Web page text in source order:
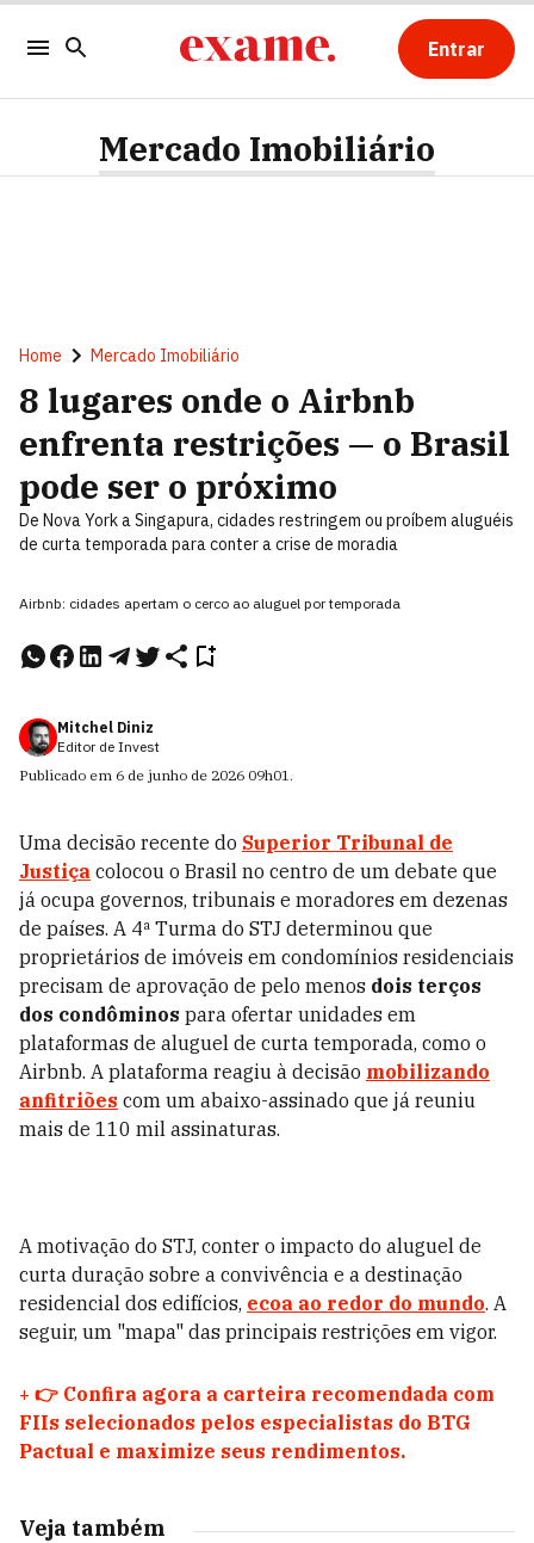
Entrar
Mercado Imobiliário
Home Mercado Imobiliário
8 lugares onde o Airbnb
enfrenta restrições — o Brasil
pode ser o próximo
De Nova York a Singapura, cidades restringem ou proíbem aluguéis
de curta temporada para conter a crise de moradia
Airbnb: cidades apertam o cerco ao aluguel por temporada
Mitchel Diniz
Editor de Invest
Publicado em 6 de junho de 2026 09h01.
Uma decisão recente do Superior Tribunal de
Justiça colocou o Brasil no centro de um debate que
já ocupa governos, tribunais e moradores em dezenas
de países. A 4ª Turma do STJ determinou que
proprietários de imóveis em condomínios residenciais
precisam de aprovação de pelo menos dois terços
dos condôminos para ofertar unidades em
plataformas de aluguel de curta temporada, como o
Airbnb. A plataforma reagiu à decisão mobilizando
anfitriões com um abaixo-assinado que já reuniu
mais de 110 mil assinaturas.
A motivação do STJ, conter o impacto do aluguel de
curta duração sobre a convivência e a destinação
residencial dos edifícios, ecoa ao redor do mundo. A
seguir, um "mapa" das principais restrições em vigor.
+ 👉 Confira agora a carteira recomendada com
FIIs selecionados pelos especialistas do BTG
Pactual e maximize seus rendimentos.
Veja também